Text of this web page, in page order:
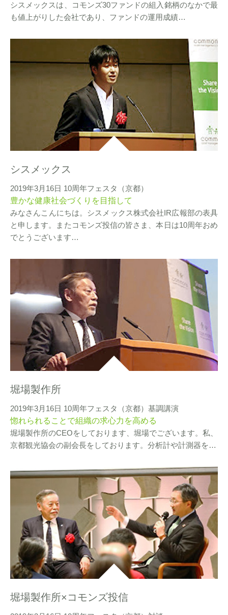
シスメックスは、コモンズ30ファンドの組入銘柄のなかで最
も値上がりした会社であり、ファンドの運用成績…
シスメックス
2019年3月16日 10周年フェスタ（京都）
豊かな健康社会づくりを目指して
みなさんこんにちは。シスメックス株式会社IR広報部の表具
と申します。またコモンズ投信の皆さま、本日は10周年おめ
でとうございます…
堀場製作所
2019年3月16日 10周年フェスタ（京都）基調講演
惚れられることで組織の求心力を高める
堀場製作所のCEOをしております、堀場でございます。私、
京都観光協会の副会長をしております。分析計や計測器を…
堀場製作所×コモンズ投信